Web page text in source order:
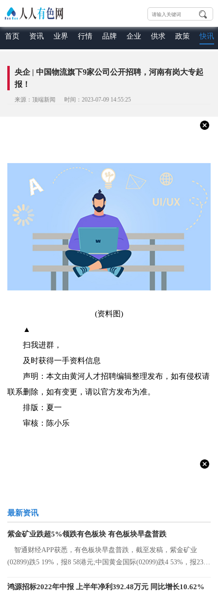
首页 资讯 业界 行情 品牌 企业 供求 政策 快讯
央企 | 中国物流旗下9家公司公开招聘，河南有岗大专起
报！
来源：顶端新闻 时间：2023-07-09 14:55:25
(资料图)
▲
扫我进群，
及时获得一手资料信息
声明：本文由黄河人才招聘编辑整理发布，如有侵权请
联系删除，如有变更，请以官方发布为准。
排版：夏一
审核：陈小乐
最新资讯
紫金矿业跌超5%领跌有色板块 有色板块早盘普跌
智通财经APP获悉，有色板块早盘普跌，截至发稿，紫金矿业
(02899)跌5 19%，报8 58港元;中国黄金国际(02099)跌4 53%，报23 2
鸿源招标2022年中报 上半年净利392.48万元 同比增长10.62%